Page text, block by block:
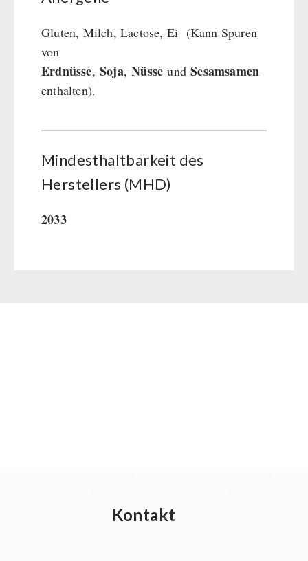
Gluten, Milch, Lactose, Ei (Kann Spuren
von
Erdnüsse,Soja,Nüsse undSesamsamen
enthalten).
Mindesthaltbarkeit des
Herstellers (MHD)
2033
Kontakt